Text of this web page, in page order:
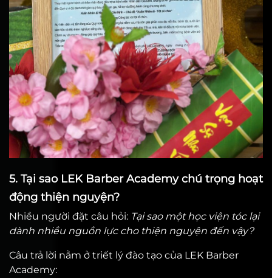
5. Tại sao LEK Barber Academy chú trọng hoạt
động thiện nguyện?
Nhiều người đặt câu hỏi: Tại sao một học viện tóc lại
dành nhiều nguồn lực cho thiện nguyện đến vậy?
Câu trả lời nằm ở triết lý đào tạo của LEK Barber
Academy: